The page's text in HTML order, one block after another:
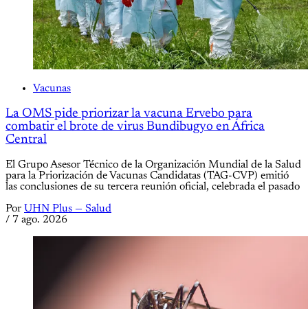
Vacunas
La OMS pide priorizar la vacuna Ervebo para
combatir el brote de virus Bundibugyo en África
Central
El Grupo Asesor Técnico de la Organización Mundial de la Salud
para la Priorización de Vacunas Candidatas (TAG-CVP) emitió
las conclusiones de su tercera reunión oficial, celebrada el pasado
Por UHN Plus — Salud
/ 7 ago. 2026